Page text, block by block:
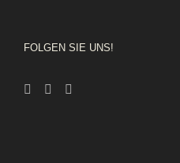
FOLGEN SIE UNS!